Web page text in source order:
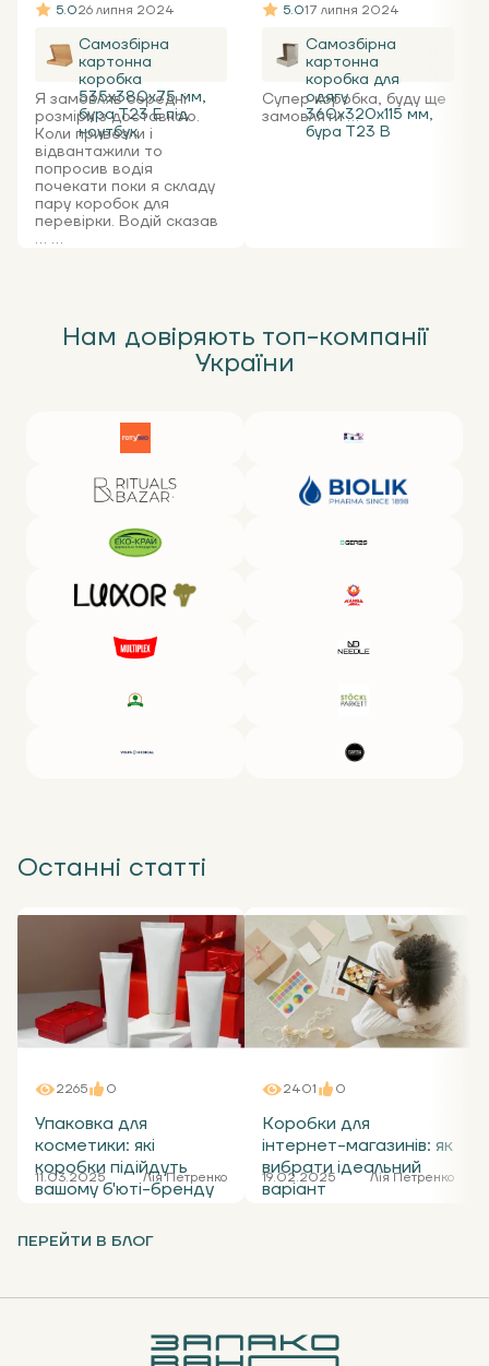
5.026 липня 2024
Самозбірна
картонна
коробка
535x380x75 мм,
бура Т23 Е під
ноутбук
Я замовляв середні
розміри з доставкою.
Коли привезли і
відвантажили то
попросив водія
почекати поки я складу
пару коробок для
перевірки. Водій сказав
... ...
5.017 липня 2024
Самозбірна
картонна
коробка для
одягу
360х320х115 мм,
бура Т23 В
Супер коробка, буду ще
замовляти ...
Нам довіряють топ-компанії
України
Останні статті
2265 0
Упаковка для
косметики: які
коробки підійдуть
вашому б'юті-бренду
11.03.2025 Лія Петренко
2401 0
Коробки для
інтернет-магазинів: як
вибрати ідеальний
варіант
19.02.2025 Лія Петренко
ПЕРЕЙТИ В БЛОГ